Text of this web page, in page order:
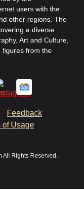
users with the
other regions. The
a diverse
Art and Culture,
figures from the
Feedback
of Usage
All Rights Reserved.